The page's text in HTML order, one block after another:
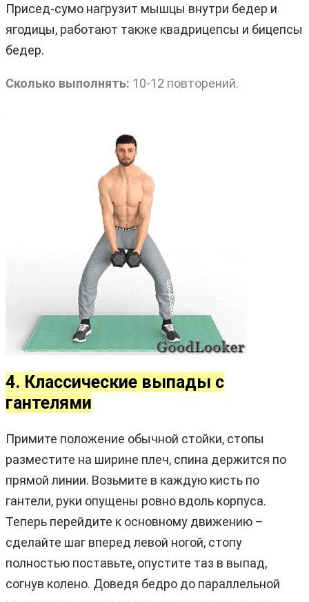
Присед-сумо нагрузит мышцы внутри бедер и
ягодицы, работают также квадрицепсы и бицепсы
бедер.
Сколько выполнять: 10-12 повторений.
4. Классические выпады с
гантелями
Примите положение обычной стойки, стопы
разместите на ширине плеч, спина держится по
прямой линии. Возьмите в каждую кисть по
гантели, руки опущены ровно вдоль корпуса.
Теперь перейдите к основному движению –
сделайте шаг вперед левой ногой, стопу
полностью поставьте, опустите таз в выпад,
согнув колено. Доведя бедро до параллельной